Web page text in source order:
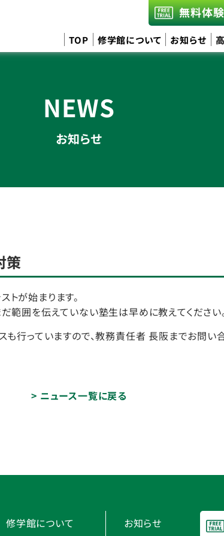
TOP 修学館について お知らせ
無料体
NEWS
お知らせ
策
が始まります。
範囲を伝えていない塾生は早めに教えてください
も行っていますので、教務責任者 長阪までお問い
ニュース一覧に戻る
修学館について お知らせ